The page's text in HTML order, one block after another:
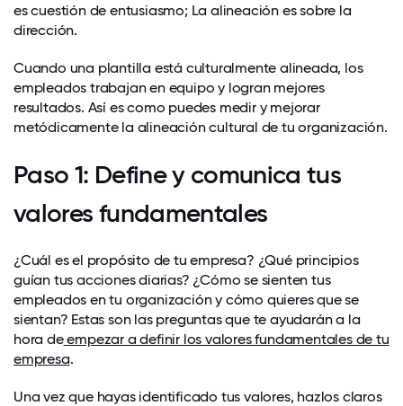
es cuestión de entusiasmo; La alineación es sobre la
dirección.
Cuando una plantilla está culturalmente alineada, los
empleados trabajan en equipo y logran mejores
resultados. Así es como puedes medir y mejorar
metódicamente la alineación cultural de tu organización.
Paso 1: Define y comunica tus
valores fundamentales
¿Cuál es el propósito de tu empresa? ¿Qué principios
guían tus acciones diarias? ¿Cómo se sienten tus
empleados en tu organización y cómo quieres que se
sientan? Estas son las preguntas que te ayudarán a la
hora de empezar a definir los valores fundamentales de tu
empresa.
Una vez que hayas identificado tus valores, hazlos claros